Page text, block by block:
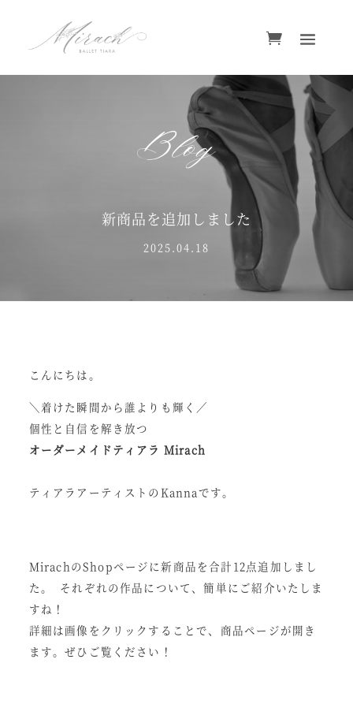
Blog
新商品を追加しました
2025.04.18
こんにちは。
＼着けた瞬間から誰よりも輝く／
個性と自信を解き放つ
オーダーメイドティアラ Mirach
ティアラアーティストのKannaです。
MirachのShopページに新商品を合計12点追加しまし
た。 それぞれの作品について、簡単にご紹介いたしま
すね！
詳細は画像をクリックすることで、商品ページが開き
ます。ぜひご覧ください！